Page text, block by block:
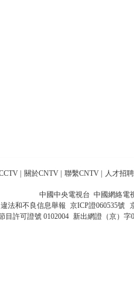
關於CNTV 聯繫CNTV 人才招聘
中國中央電視台 中國網絡電
違法和不良信息舉報 京ICP證060535號
目許可證號 0102004 新出網證（京）